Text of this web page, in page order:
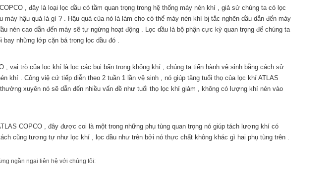
, đây là loại lọc dầu có tầm quan trọng trong hệ thống máy nén khí , giả sử chúng ta có lọc
máy hậu quả là gì ? . Hậu quả của nó là làm cho có thể máy nén khí bị tắc nghẽn dầu dẫn đến máy
nén cao dẫn đến máy sẽ tự ngừng hoạt động . Lọc dầu là bộ phận cực kỳ quan trọng để chúng ta
những lớp cặn bá trong lọc dầu đó .
, vai trò của lọc khí là lọc các bụi bẩn trong không khí , chúng ta tiến hành vệ sinh bằng cách sử
khí . Công việ cứ tiếp diễn theo 2 tuần 1 lần vệ sinh , nó giúp tăng tuổi thọ của lọc khí ATLAS
xuyên nó sẽ dẫn đến nhiều vấn đề như tuổi thọ lọc khí giảm , không có lượng khí nén vào
COPCO , đây được coi là một trong những phụ tùng quan trọng nó giúp tách lượng khí có
cũng tương tự như lọc khí , lọc dầu như trên bởi nó thực chất không khác gì hai phụ tùng trên .
ngần ngại liên hệ với chúng tôi: